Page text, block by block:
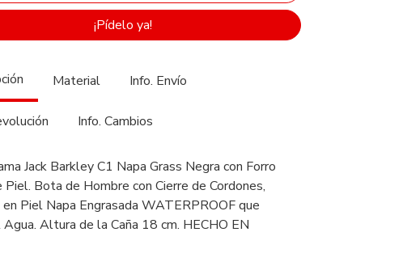
¡Pídelo ya!
Material Info. Envío
Info. Cambios
Jack Barkley C1 Napa Grass Negra con Forro
Piel. Bota de Hombre con Cierre de Cordones,
en Piel Napa Engrasada WATERPROOF que
Altura de la Caña 18 cm. HECHO EN